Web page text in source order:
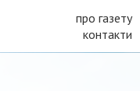
про газету
контакти